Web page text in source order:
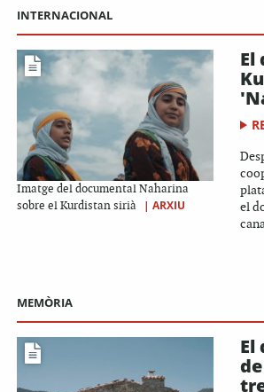
INTERNACIONAL
Imatge del documental Naharina
sobre el Kurdistan sirià
| ARXIU
El
el
MEMÒRIA
El